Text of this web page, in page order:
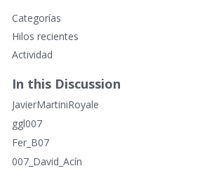
E
n
a
c
e
s
r
á
p
Categorías
Hilos recientes
Actividad
In this Discussion
JavierMartiniRoyale
ggl007
Fer_B07
007_David_Acín